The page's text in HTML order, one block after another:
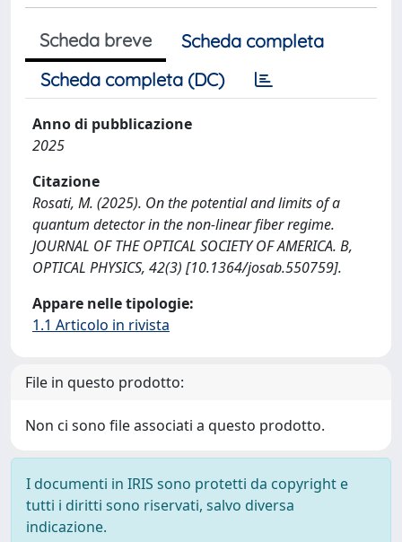
Scheda breve
Scheda completa
Scheda completa (DC)
Anno di pubblicazione
2025
Citazione
Rosati, M. (2025). On the potential and limits of a
quantum detector in the non-linear fiber regime.
JOURNAL OF THE OPTICAL SOCIETY OF AMERICA. B,
OPTICAL PHYSICS, 42(3) [10.1364/josab.550759].
Appare nelle tipologie:
1.1 Articolo in rivista
File in questo prodotto:
Non ci sono file associati a questo prodotto.
I documenti in IRIS sono protetti da copyright e
tutti i diritti sono riservati, salvo diversa
indicazione.